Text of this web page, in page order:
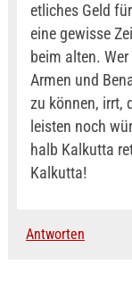
etliches Geld
eine gewisse
beim alten.
Armen und
zu können, irrt,
leisten noch
halb Kalkutta
Kalkutta!
Antworten